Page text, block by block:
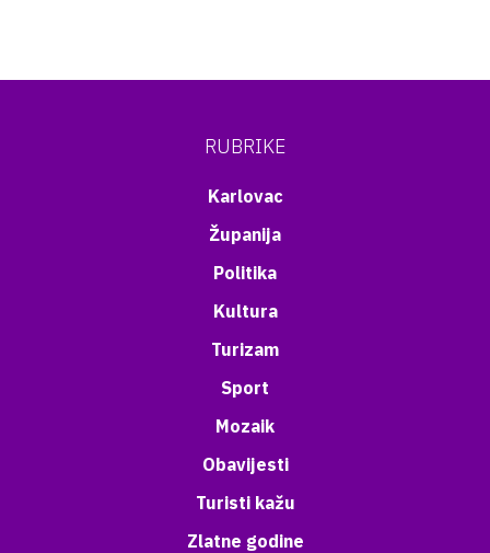
RUBRIKE
Karlovac
Županija
Politika
Kultura
Turizam
Sport
Mozaik
Obavijesti
Turisti kažu
Zlatne godine